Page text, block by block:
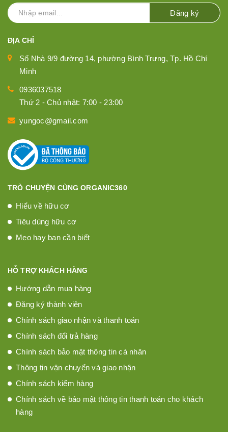
Đăng ký
ĐỊA CHỈ
Số Nhà 9/9 đường 14, phường Bình Trưng, Tp. Hồ Chí
Minh
0936037518
Thứ 2 - Chủ nhật: 7:00 - 23:00
yungoc@gmail.com
TRÒ CHUYỆN CÙNG ORGANIC360
Hiểu về hữu cơ
Tiêu dùng hữu cơ
Mẹo hay bạn cần biết
HỖ TRỢ KHÁCH HÀNG
Hướng dẫn mua hàng
Đăng ký thành viên
Chính sách giao nhận và thanh toán
Chính sách đổi trả hàng
Chính sách bảo mật thông tin cá nhân
Thông tin vận chuyển và giao nhận
Chính sách kiểm hàng
Chính sách về bảo mật thông tin thanh toán cho khách
hàng